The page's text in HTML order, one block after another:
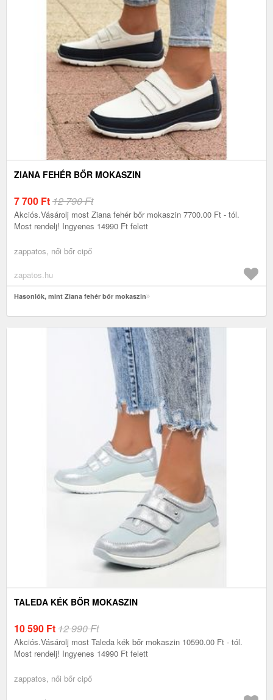
ZIANA FEHÉR BŐR MOKASZIN
7 700 Ft12 790 Ft
Akciós.Vásárolj most Ziana fehér bőr mokaszin 7700.00 Ft - tól.
Most rendelj! Ingyenes 14990 Ft felett
zappatos, női bőr cipő
zapatos.hu
Hasonlók, mint Ziana fehér bőr mokaszin
TALEDA KÉK BŐR MOKASZIN
10 590 Ft12 990 Ft
Akciós.Vásárolj most Taleda kék bőr mokaszin 10590.00 Ft - tól.
Most rendelj! Ingyenes 14990 Ft felett
zappatos, női bőr cipő